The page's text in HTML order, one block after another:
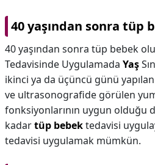
40 yaşından sonra tüp
40 yaşından sonra tüp bebek
Tedavisinde Uygulamada Yaş
ikinci ya da üçüncü günü
ve ultrasonografide görülen
fonksiyonlarının uygun olduğu
kadartüp bebektedavisi
tedavisi uygulamak mümkün.